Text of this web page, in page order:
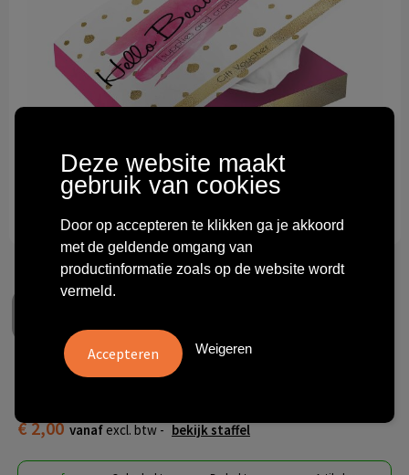
Technologie & gadgets
Themageschenken
Overig
€ 2,00 vanaf excl. btw - bekijk staffel
Deze website maakt
gebruik van cookies
Door op accepteren te klikken ga je akkoord
met de geldende omgang van
productinformatie zoals op de website wordt
vermeld.
Weigeren